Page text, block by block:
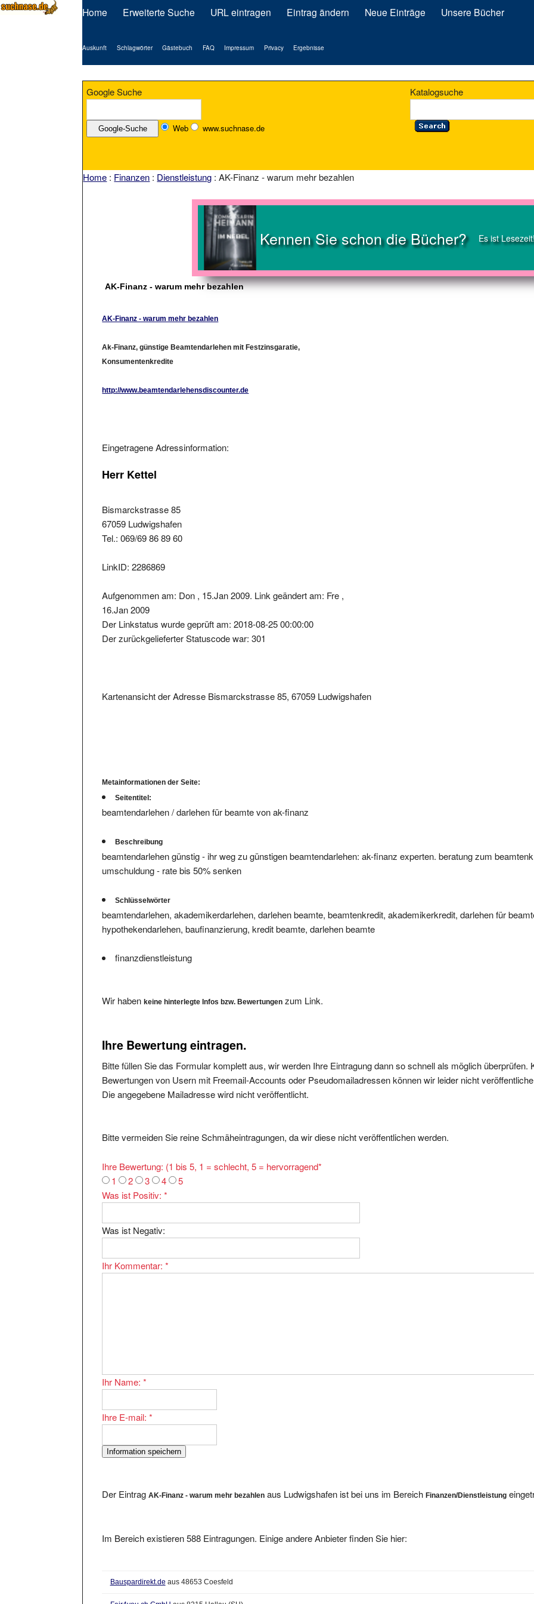
Home Erweiterte Suche URL eintragen Eintrag ändern Neue Einträge Unsere Bücher
Auskunft Schlagwörter Gästebuch FAQ Impressum Privacy Ergebnisse
Google Suche
Web www.suchnase.de
Katalogsuche
Home : Finanzen : Dienstleistung : AK-Finanz - warum mehr bezahlen
Kennen Sie schon die Bücher? Es ist
AK-Finanz - warum mehr bezahlen
AK-Finanz - warum mehr bezahlen
Ak-Finanz, günstige Beamtendarlehen mit Festzinsgaratie,
Konsumentenkredite
http://www.beamtendarlehensdiscounter.de
Eingetragene Adressinformation:
Herr Kettel
Bismarckstrasse 85
67059 Ludwigshafen
Tel.: 069/69 86 89 60
LinkID: 2286869
Aufgenommen am: Don , 15.Jan 2009. Link geändert am: Fre ,
16.Jan 2009
Der Linkstatus wurde geprüft am: 2018-08-25 00:00:00
Der zurückgelieferter Statuscode war: 301
Kartenansicht der Adresse Bismarckstrasse 85, 67059 Ludwigshafen
Metainformationen der Seite:
Seitentitel:
beamtendarlehen / darlehen für beamte von ak-finanz
Beschreibung
beamtendarlehen günstig - ihr weg zu günstigen beamtendarlehen: ak-finanz experten. beratung zum
umschuldung - rate bis 50% senken
Schlüsselwörter
beamtendarlehen, akademikerdarlehen, darlehen beamte, beamtenkredit, akademikerkredit, darlehen für
hypothekendarlehen, baufinanzierung, kredit beamte, darlehen beamte
finanzdienstleistung
Wir habenkeine hinterlegte Infos bzw. Bewertungen zum Link.
Ihre Bewertung eintragen.
Bitte füllen Sie das Formular komplett aus, wir werden Ihre Eintragung dann so schnell als möglich überprüfen.
Bewertungen von Usern mit Freemail-Accounts oder Pseudomailadressen können wir leider nicht
Die angegebene Mailadresse wird nicht veröffentlicht.
Bitte vermeiden Sie reine Schmäheintragungen, da wir diese nicht veröffentlichen werden.
Ihre Bewertung: (1 bis 5, 1 = schlecht, 5 = hervorragend*
1
2 3 4
5
Was ist Positiv:*
Was ist Negativ:
Ihr Kommentar:*
Ihr Name:*
Ihre E-mail:*
Der EintragAK-Finanz - warum mehr bezahlen aus Ludwigshafen ist bei uns im BereichFinanzen/Dienstleistung
Im Bereich existieren 588 Eintragungen. Einige andere Anbieter finden Sie hier:
Bauspardirekt.de aus 48653 Coesfeld